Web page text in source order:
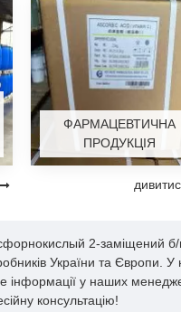
ФАРМАЦЕВТИЧНА
ПРОДУКЦІЯ
2-заміщений б/
України та
інформації у наших
консультацію!